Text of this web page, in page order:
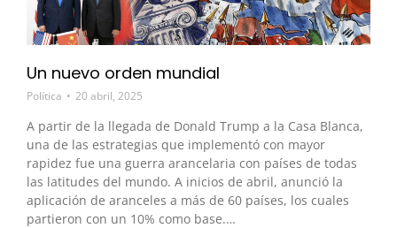
Un nuevo orden mundial
Política 20 abril, 2025
A partir de la llegada de Donald Trump a la Casa Blanca,
una de las estrategias que implementó con mayor
rapidez fue una guerra arancelaria con países de todas
las latitudes del mundo. A inicios de abril, anunció la
aplicación de aranceles a más de 60 países, los cuales
partieron con un 10% como base.…